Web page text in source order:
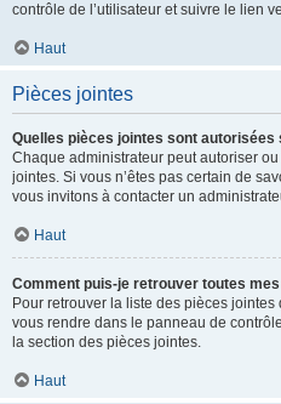
contrôle de l’utilisateur et suivre le lien
Haut
Pièces jointes
Quelles pièces jointes sont autorisées
Chaque administrateur peut autoriser
jointes. Si vous n’êtes pas certain de
vous invitons à contacter un
Haut
Comment puis-je retrouver toutes
Pour retrouver la liste des pièces
vous rendre dans le panneau de
la section des pièces jointes.
Haut